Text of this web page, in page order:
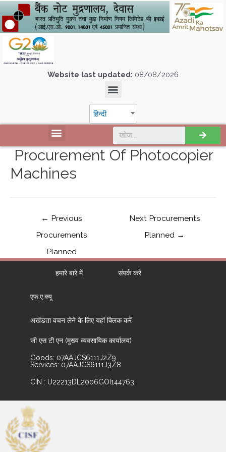
Website last updated: 08/08/2026
हिन्दी
Procurement Of Photocopier
Machines
← Previous
Procurements
Planned
Next Procurements
Planned →
हमारे बारे में संपर्क करें
एफ.ए.क्यू
अखंडता वचन लेने के लिए यहां क्लिक करें
जी एस टी एन (मुख्य व्यवसायिक कार्यालय)
Goods: 07AAJCS6111J2Z9
Services: 07AAJCS6111J3Z8
CIN : U22213DL2006GOI144763